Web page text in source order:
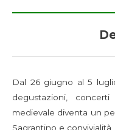
Dal 26 giugno al 5
degustazioni,
medievale diventa un
Sagrantino e convivialità.